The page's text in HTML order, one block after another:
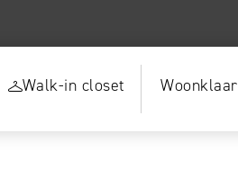
Walk-in closet Woonklaar